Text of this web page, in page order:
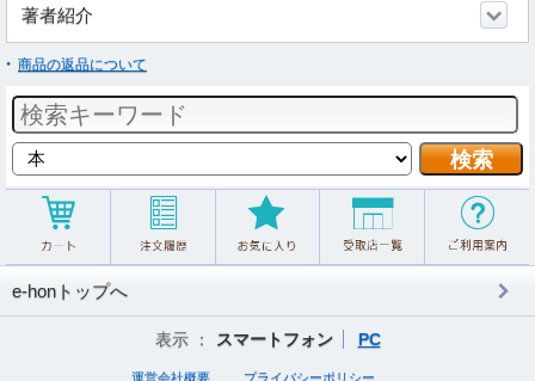
著者紹介
商品の返品について
e-honトップへ
表示 ： スマートフォン PC
運営会社概要 プライバシーポリシー